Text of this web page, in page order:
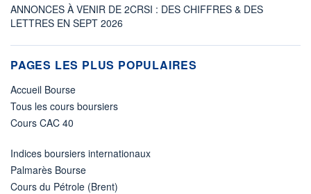
ANNONCES À VENIR DE 2CRSI : DES CHIFFRES & DES
LETTRES EN SEPT 2026
PAGES LES PLUS POPULAIRES
Accueil Bourse
Tous les cours boursiers
Cours CAC 40
Indices boursiers internationaux
Palmarès Bourse
Cours du Pétrole (Brent)